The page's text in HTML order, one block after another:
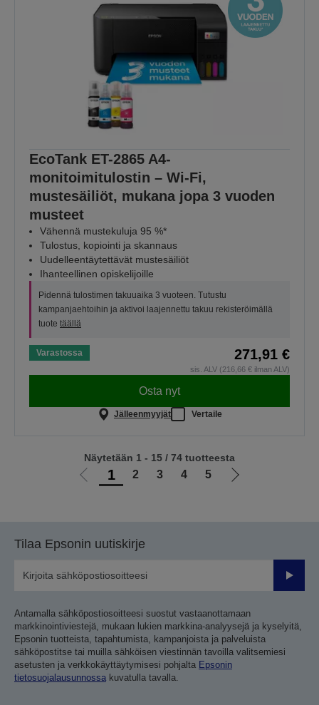
EcoTank ET-2865 A4-
monitoimitulostin – Wi-Fi,
mustesäiliöt, mukana jopa 3 vuoden
musteet
Vähennä mustekuluja 95 %*
Tulostus, kopiointi ja skannaus
Uudelleentäytettävät mustesäiliöt
Ihanteellinen opiskelijoille
Pidennä tulostimen takuuaika 3 vuoteen. Tutustu
kampanjaehtoihin ja aktivoi laajennettu takuu rekisteröimällä
tuote täällä
Varastossa 271,91 €
sis. ALV (216,66 € ilman ALV)
Osta nyt
Jälleenmyyjät Vertaile
Siirry1 2 3 4 5
Siirry
Näytetään 1 - 15 / 74 tuotteesta
Tilaa Epsonin uutiskirje
Lähetä
Antamalla sähköpostiosoitteesi suostut vastaanottamaan
markkinointiviestejä, mukaan lukien markkina-analyysejä ja kyselyitä,
Epsonin tuotteista, tapahtumista, kampanjoista ja palveluista
sähköpostitse tai muilla sähköisen viestinnän tavoilla valitsemiesi
asetusten ja verkkokäyttäytymisesi pohjalta Epsonin
tietosuojalausunnossa kuvatulla tavalla.